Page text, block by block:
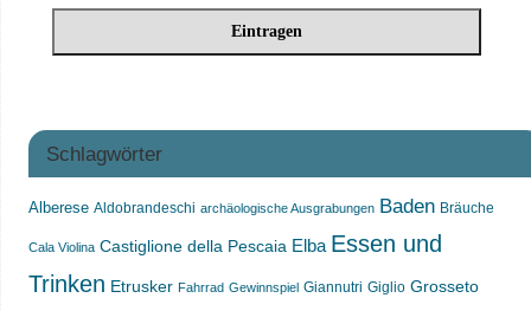
Schlagwörter
Alberese Aldobrandeschi archäologische Ausgrabungen Baden Bräuche
Cala Violina Castiglione della Pescaia Elba Essen und
Trinken Etrusker Fahrrad Gewinnspiel Giannutri Giglio Grosseto